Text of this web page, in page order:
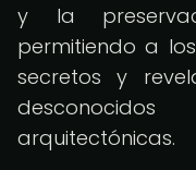
y la
permitiendo a
secretos y
arquitectónicas.